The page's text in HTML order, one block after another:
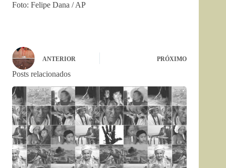
Foto: Felipe Dana / AP
ANTERIOR PRÓXIMO
Posts relacionados